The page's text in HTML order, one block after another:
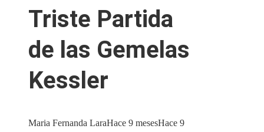
Triste Partida
de las Gemelas
Kessler
Maria Fernanda LaraHace 9 mesesHace 9